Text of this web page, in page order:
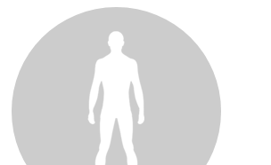
colorectal : une stratégie
aurait changé la donne au
basque